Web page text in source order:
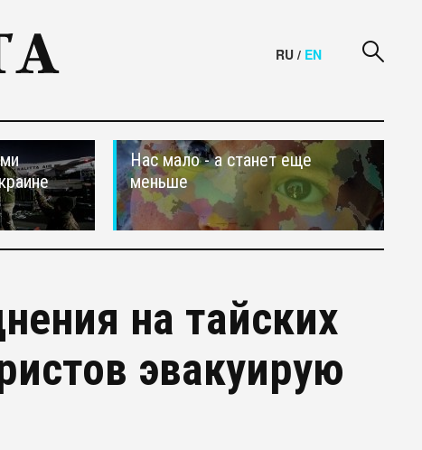
RU / EN
Нас мало - а станет еще
меньше
на тайских
эвакуирую